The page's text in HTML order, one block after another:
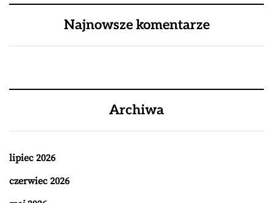
Najnowsze komentarze
Archiwa
lipiec 2026
czerwiec 2026